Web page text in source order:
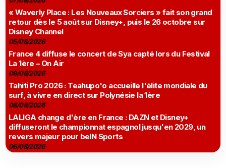
« Waverly Place : Les Nouveaux Sorciers » fait son grand
retour dès le 5 août sur Disney+, puis le 26 octobre sur
Disney Channel
05/08/2026
France 4 diffuse le concert de Sya capté lors du Festival
La 1ère – On Air
09/08/2026
Tahiti Pro 2026 : Teahupo'o accueille l'élite mondiale du
surf, à vivre en direct sur Polynésie la 1ère
08/08/2026
LALIGA change d'ère en France : DAZN et Disney+
diffuseront le championnat espagnol jusqu'en 2029, un
revers majeur pour beIN Sports
06/08/2026